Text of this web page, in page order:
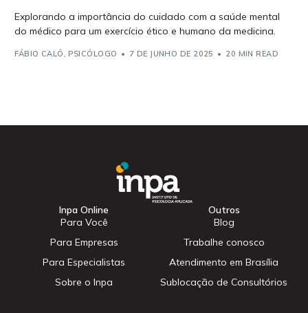
Explorando a importância do cuidado com a saúde mental
do médico para um exercício ético e humano da medicina.
FÁBIO CALÓ, PSICÓLOGO 7 DE JUNHO DE 2025 20 MIN READ
Inpa Online
Para Você
Para Empresas
Para Especialistas
Sobre o Inpa
Outros
Blog
Trabalhe conosco
Atendimento em Brasília
Sublocação de Consultórios